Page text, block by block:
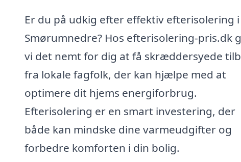
Er du på udkig efter effektiv efterisolering i
Smørumnedre? Hos efterisolering-pris.dk
vi det nemt for dig at få skræddersyede
fra lokale fagfolk, der kan hjælpe med at
optimere dit hjems energiforbrug.
Efterisolering er en smart investering, der
både kan mindske dine varmeudgifter og
forbedre komforten i din bolig.